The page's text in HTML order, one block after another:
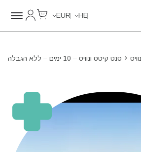
HE
EUR
סנט קיטס ונוויס – 10 ימים – ללא הגבלה